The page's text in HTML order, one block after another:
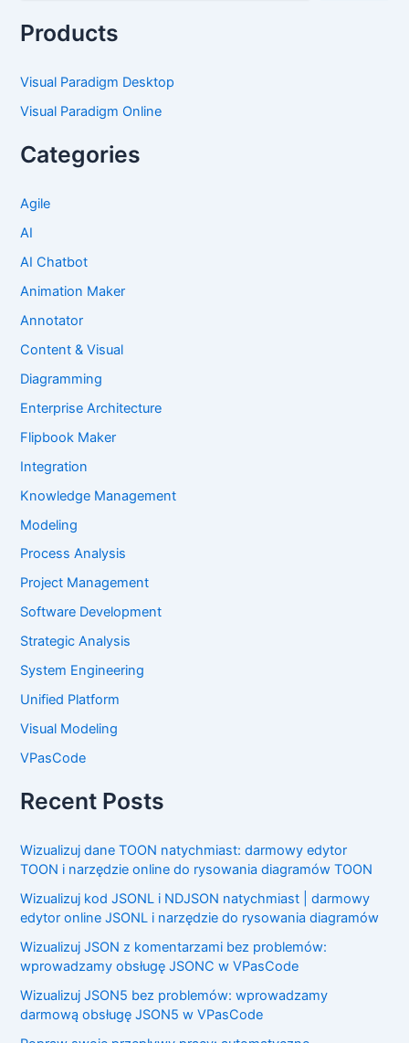
Products
Visual Paradigm Desktop
Visual Paradigm Online
Categories
Agile
AI
AI Chatbot
Animation Maker
Annotator
Content & Visual
Diagramming
Enterprise Architecture
Flipbook Maker
Integration
Knowledge Management
Modeling
Process Analysis
Project Management
Software Development
Strategic Analysis
System Engineering
Unified Platform
Visual Modeling
VPasCode
Recent Posts
Wizualizuj dane TOON natychmiast: darmowy edytor
TOON i narzędzie online do rysowania diagramów TOON
Wizualizuj kod JSONL i NDJSON natychmiast | darmowy
edytor online JSONL i narzędzie do rysowania diagramów
Wizualizuj JSON z komentarzami bez problemów:
wprowadzamy obsługę JSONC w VPasCode
Wizualizuj JSON5 bez problemów: wprowadzamy
darmową obsługę JSON5 w VPasCode